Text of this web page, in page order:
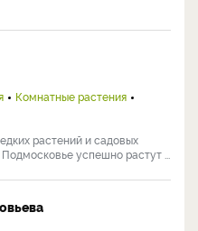
Комнатные растения
растений и садовых
успешно растут ...